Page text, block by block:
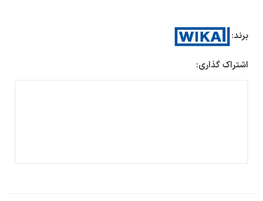
برند:
اشتراک گذاری: